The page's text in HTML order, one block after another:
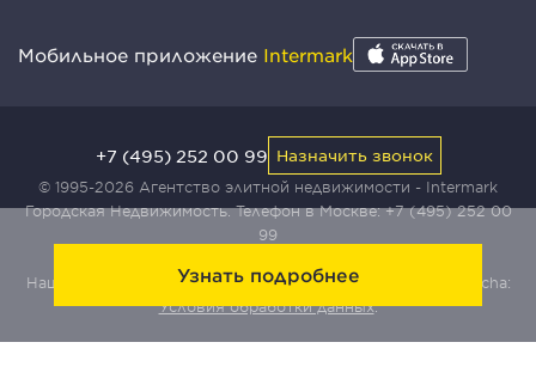
Узнать подробнее
Мобильное приложение Intermark
© 1995-2026 Агентство элитной недвижимости - Intermark
Городская Недвижимость. Телефон в Москве:+7 (495) 252 00
99
Наш сайт защищен с помощью сервиса Yandex SmartCaptcha:
Условия обработки данных.
+7 (495) 252 00 99 Назначить звонок